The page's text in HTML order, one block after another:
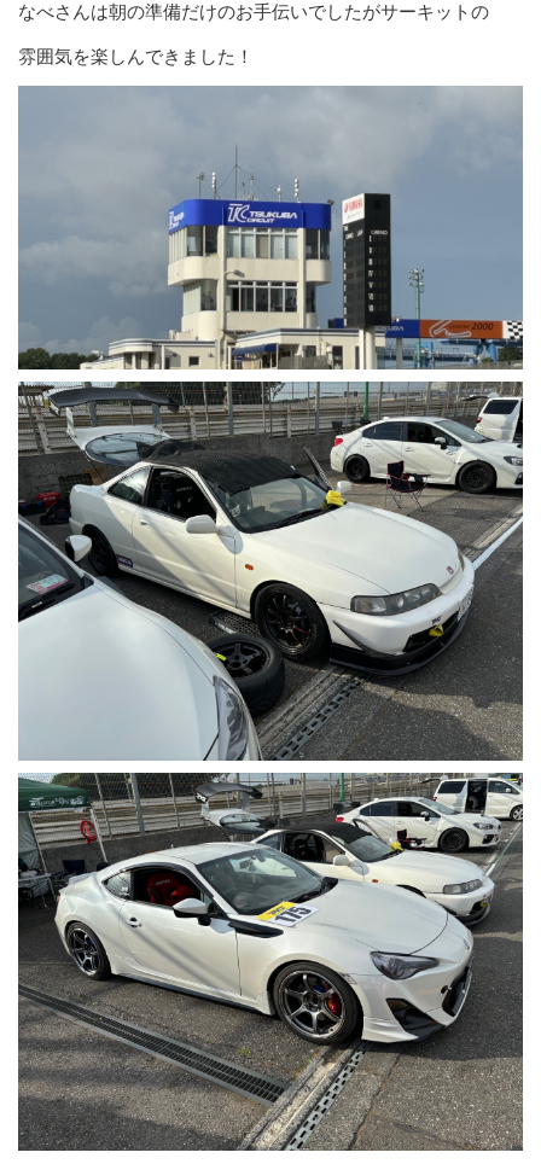
なべさんは朝の準備だけのお手伝いでしたがサーキットの
雰囲気を楽しんできました！